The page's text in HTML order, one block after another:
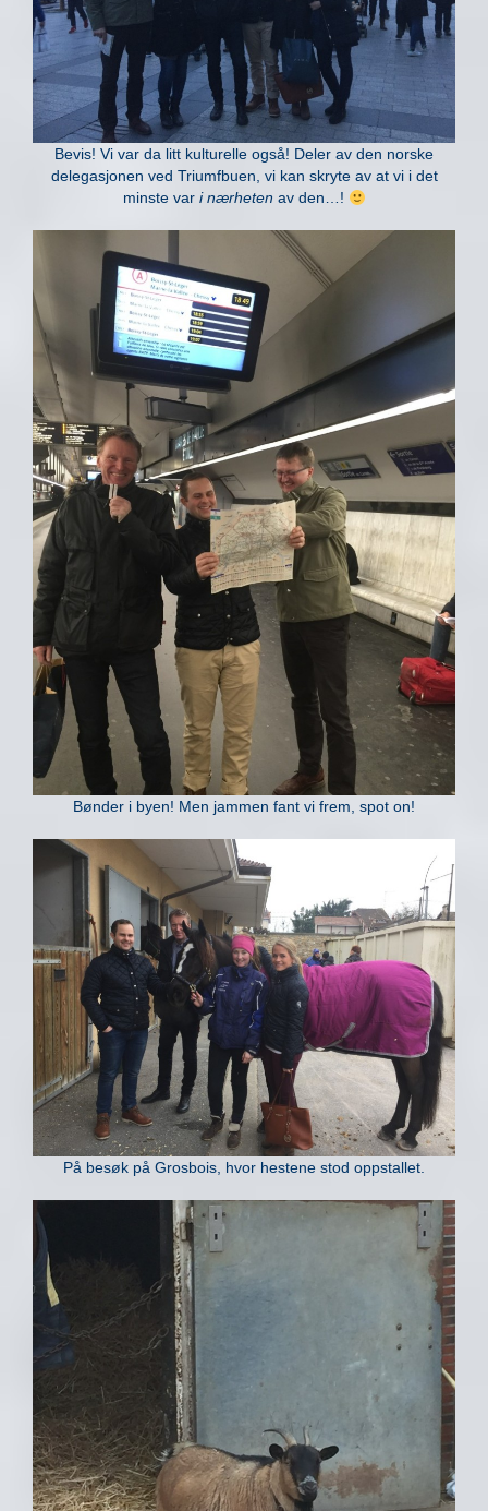
Bevis! Vi var da litt kulturelle også! Deler av den norske
delegasjonen ved Triumfbuen, vi kan skryte av at vi i det
minste vari nærheten av den…!
Bønder i byen! Men jammen fant vi frem, spot on!
På besøk på Grosbois, hvor hestene stod oppstallet.